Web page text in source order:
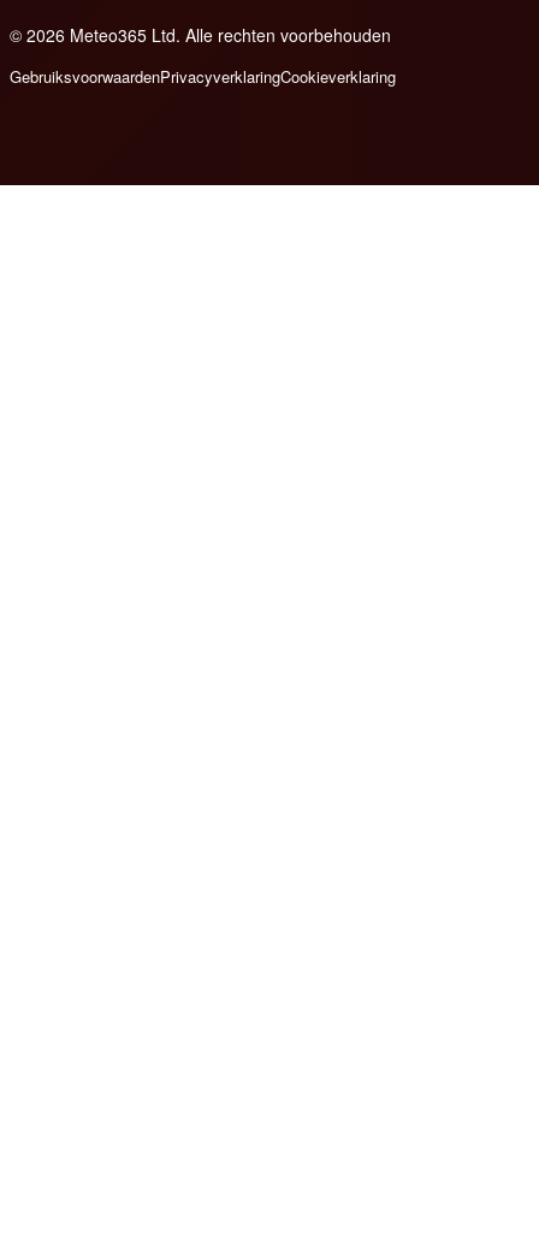
© 2026 Meteo365 Ltd. Alle rechten voorbehouden
GebruiksvoorwaardenPrivacyverklaringCookieverklaring